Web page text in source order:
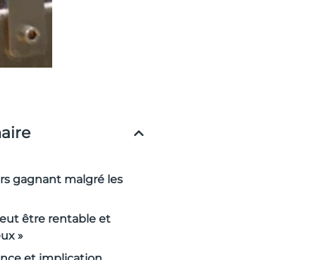
gagnant malgré les
être rentable et
»